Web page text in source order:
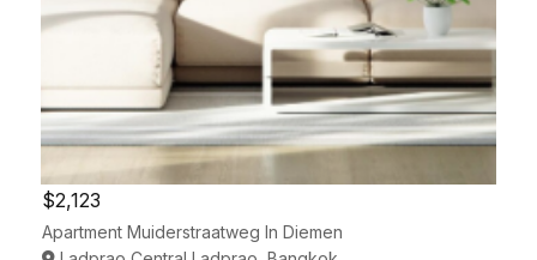
$2,123
Apartment Muiderstraatweg In Diemen